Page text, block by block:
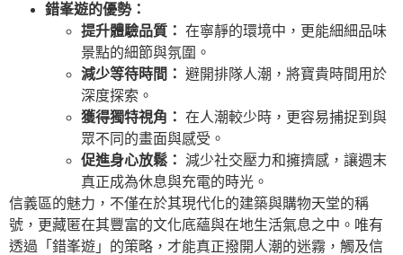
錯峯遊的優勢：
提升體驗品質： 在寧靜的環境中，更能細細品味
景點的細節與氛圍。
減少等待時間： 避開排隊人潮，將寶貴時間用於
深度探索。
獲得獨特視角： 在人潮較少時，更容易捕捉到與
眾不同的畫面與感受。
促進身心放鬆： 減少社交壓力和擁擠感，讓週末
真正成為休息與充電的時光。
信義區的魅力，不僅在於其現代化的建築與購物天堂的稱
號，更藏匿在其豐富的文化底蘊與在地生活氣息之中。唯有
透過「錯峯遊」的策略，才能真正撥開人潮的迷霧，觸及信